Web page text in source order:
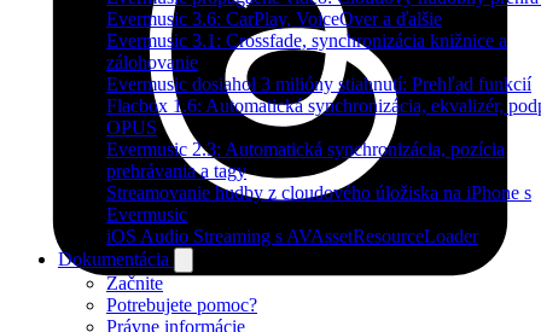
Evermusic 3.6: CarPlay, VoiceOver a ďalšie
Evermusic 3.1: Crossfade, synchronizácia knižnice a
zálohovanie
Evermusic dosiahol 3 milióny stiahnutí: Prehľad funkcií
Flacbox 1.6: Automatická synchronizácia, ekvalizér,
OPUS
Evermusic 2.3: Automatická synchronizácia, pozícia
prehrávania a tagy
Streamovanie hudby z cloudového úložiska na iPhone s
Evermusic
iOS Audio Streaming s AVAssetResourceLoader
Dokumentácia
Začnite
Potrebujete pomoc?
Právne informácie